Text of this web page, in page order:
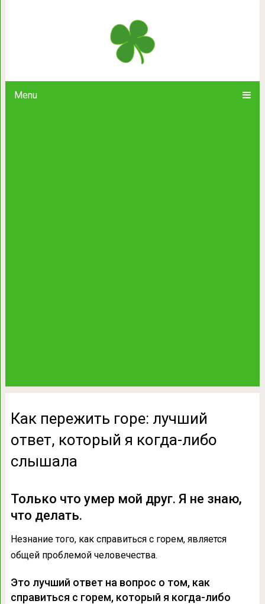
Menu
Как пережить горе: лучший ответ,
Как пережить горе: лучший
ответ, который я когда-либо
слышала
Только что умер мой друг. Я не знаю,
что делать.
Незнание того, как справиться с горем, является
общей проблемой человечества.
Это лучший ответ на вопрос о том, как
справиться с горем, который я когда-либо